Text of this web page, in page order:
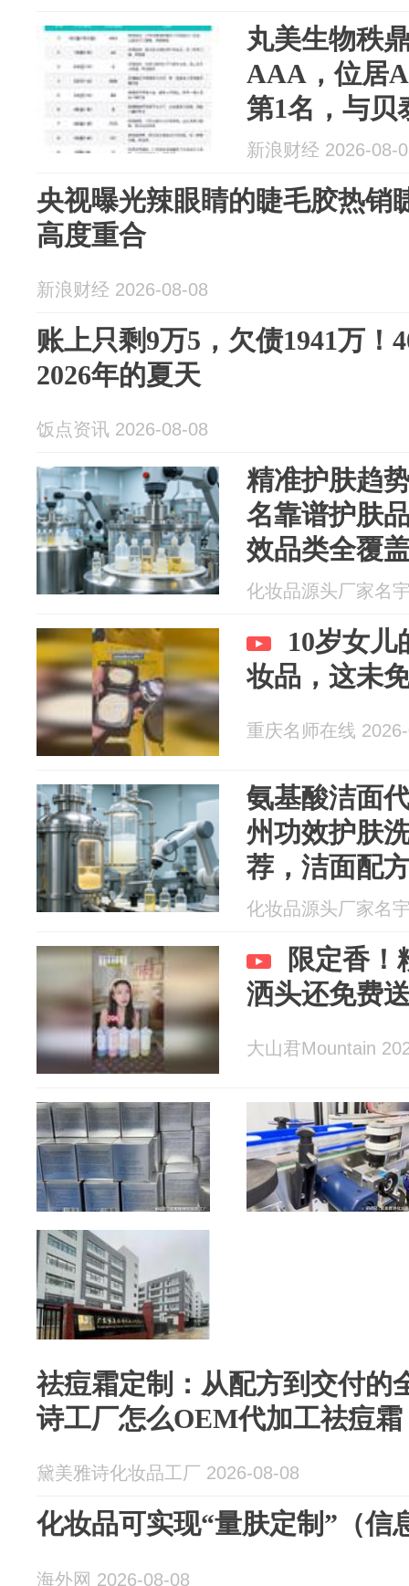
丸美生物秩
AAA，位居
第1名，与贝
莱雅
新浪财经 2026-08-
央视曝光辣眼睛的睫毛胶热销
高度重合
新浪财经 2026-08-08
账上只剩9万5，欠债1941万！
2026年的夏天
饭点资讯 2026-08-08
精准护肤趋
名靠谱护肤
效品类全覆
化妆品源头厂家名
10岁女儿
妆品，这未
重庆名师在线
氨基酸洁面
州功效护肤
荐，洁面配
化妆品源头厂家名
限定香！
洒头还免费
大山君Mountain
祛痘霜定制：从配方到交付的
诗工厂怎么OEM代加工祛痘
黛美雅诗化妆品工厂 2026-08-08
化妆品可实现“量肤定制”（信
海外网 2026-08-08